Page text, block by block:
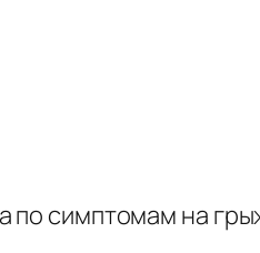
симптомам на